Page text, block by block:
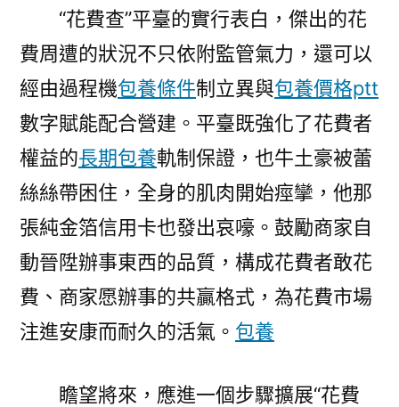
“花費查”平臺的實行表白，傑出的花
費周遭的狀況不只依附監管氣力，還可以
經由過程機包養條件制立異與包養價格ptt
數字賦能配合營建。平臺既強化了花費者
權益的長期包養軌制保證，也牛土豪被蕾
絲絲帶困住，全身的肌肉開始痙攣，他那
張純金箔信用卡也發出哀嚎。鼓勵商家自
動晉陞辦事東西的品質，構成花費者敢花
費、商家愿辦事的共贏格式，為花費市場
注進安康而耐久的活氣。 包養
瞻望將來，應進一個步驟擴展“花費